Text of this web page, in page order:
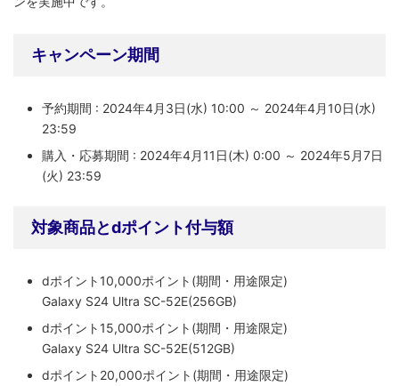
キャンペーン期間
予約期間 : 2024年4月3日(水) 10:00 ～ 2024年4月10日(水)
23:59
購入・応募期間 : 2024年4月11日(木) 0:00 ～ 2024年5月7日
(火) 23:59
対象商品とdポイント付与額
dポイント10,000ポイント(期間・用途限定)
Galaxy S24 Ultra SC-52E(256GB)
dポイント15,000ポイント(期間・用途限定)
Galaxy S24 Ultra SC-52E(512GB)
dポイント20,000ポイント(期間・用途限定)